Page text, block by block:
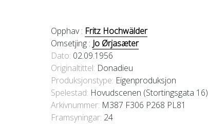
Opphav : Fritz Hochwälder
Omsetjing : Jo Ørjasæter
Dato 02.09.1956
Originaltittel Donadieu
Produksjonstype: Eigenproduksjon
Spelestad: Hovudscenen (Stortingsgata 16)
Arkivnummer: M387 F306 P268 PL81
Framsyningar: 24